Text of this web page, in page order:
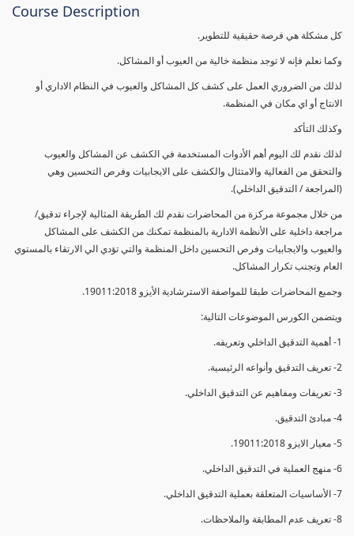
Course Description
كل مشكلة هي فرصة حقيقية للتطوير.
وكما نعلم فإنه لا توجد منظمة خالية من العيوب أو المشاكل.
لذلك من الضروري العمل على كشف كل المشاكل والعيوب في النظام الاداري أو
الانتاج أو اي مكان في المنظمة.
وكذلك التأكد
لذلك نقدم لك اليوم أهم الأدوات المستخدمة في الكشف عن المشاكل والعيوب
والتحقق من الفعالية والامتثال والكشف على الايجابيات وفرص التحسين وهي
(المراجعة / التدقيق الداخلي).
من خلال مجموعة مركزة من المحاضرات نقدم لك الطريقة المثالية لإجراء تدقيق/
مراجعة داخلية على الأنظمة الادارية بالمنظمة تمكنك من الكشف على المشاكل
والعيوب والايجابيات وفرص التحسين داخل المنظمة والتي تؤدي الي الارتقاء بالمستوي
العام وتجنب تكرار المشاكل.
وجميع المحاضرات طبقا للمواصفة الاسترشادية الأيزو 19011:2018.
ويتضمن الكورس الموضوعات التالية:
1- أهمية التدقيق الداخلي وتعريفه.
2- تعريف التدقيق وأنواعه الرئيسية.
3- تعريفات ومفاهيم عن التدقيق الداخلي.
4- مبادئ التدقيق.
5- معيار الايزو 19011:2018.
6- منهج العملية في التدقيق الداخلي.
7- الأساسيات المتعلقة بعملية التدقيق الداخلي.
8- تعريف عدم المطابقة والملاحظات.